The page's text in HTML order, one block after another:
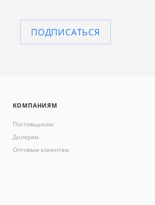
ПОДПИСАТЬСЯ
КОМПАНИЯМ
Поставщикам
Дилерам
Оптовым клиентам